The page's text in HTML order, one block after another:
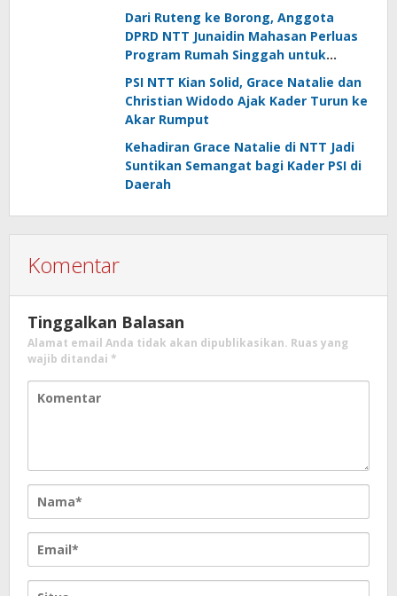
Dari Ruteng ke Borong, Anggota
DPRD NTT Junaidin Mahasan Perluas
Program Rumah Singgah untuk
Pasien Rujukan
PSI NTT Kian Solid, Grace Natalie dan
Christian Widodo Ajak Kader Turun ke
Akar Rumput
Kehadiran Grace Natalie di NTT Jadi
Suntikan Semangat bagi Kader PSI di
Daerah
Komentar
Tinggalkan Balasan
Alamat email Anda tidak akan dipublikasikan. Ruas yang
wajib ditandai *